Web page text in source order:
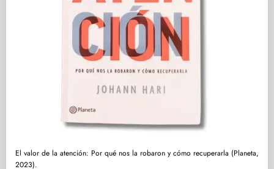
El valor de la atención: Por qué nos la robaron y cómo recuperarla (Planeta,
2023).